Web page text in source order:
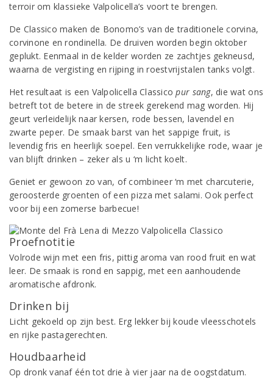
terroir om klassieke Valpolicella’s voort te brengen.
De Classico maken de Bonomo’s van de traditionele corvina,
corvinone en rondinella. De druiven worden begin oktober
geplukt. Eenmaal in de kelder worden ze zachtjes gekneusd,
waarna de vergisting en rijping in roestvrijstalen tanks volgt.
Het resultaat is een Valpolicella Classicopur sang, die wat ons
betreft tot de betere in de streek gerekend mag worden. Hij
geurt verleidelijk naar kersen, rode bessen, lavendel en
zwarte peper. De smaak barst van het sappige fruit, is
levendig fris en heerlijk soepel. Een verrukkelijke rode, waar je
van blijft drinken – zeker als u ‘m licht koelt.
Geniet er gewoon zo van, of combineer ‘m met charcuterie,
geroosterde groenten of een pizza met salami. Ook perfect
voor bij een zomerse barbecue!
Proefnotitie
Volrode wijn met een fris, pittig aroma van rood fruit en wat
leer. De smaak is rond en sappig, met een aanhoudende
aromatische afdronk.
Drinken bij
Licht gekoeld op zijn best. Erg lekker bij koude vleesschotels
en rijke pastagerechten.
Houdbaarheid
Op dronk vanaf één tot drie à vier jaar na de oogstdatum.